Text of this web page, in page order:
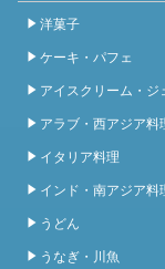
洋菓子
ケーキ・パフェ
アイスクリーム・ジ
アラブ・西アジア料
イタリア料理
インド・南アジア料
うどん
うなぎ・川魚